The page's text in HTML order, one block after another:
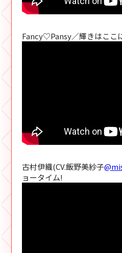
Fancy♡Pansy／輝きはここ
古村伊織(CV.飯野美紗子
ョータイム!